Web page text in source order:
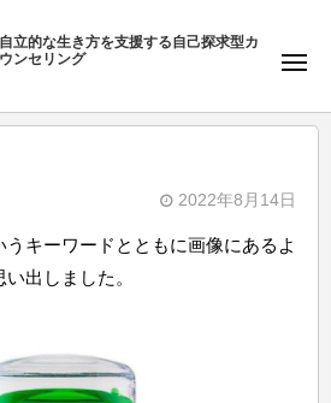
自立的な生き方を支援する自己探求型カ
ウンセリング
メ
ュ
ー
2022年8月14日
キーワードとともに画像にあるよ
出しました。